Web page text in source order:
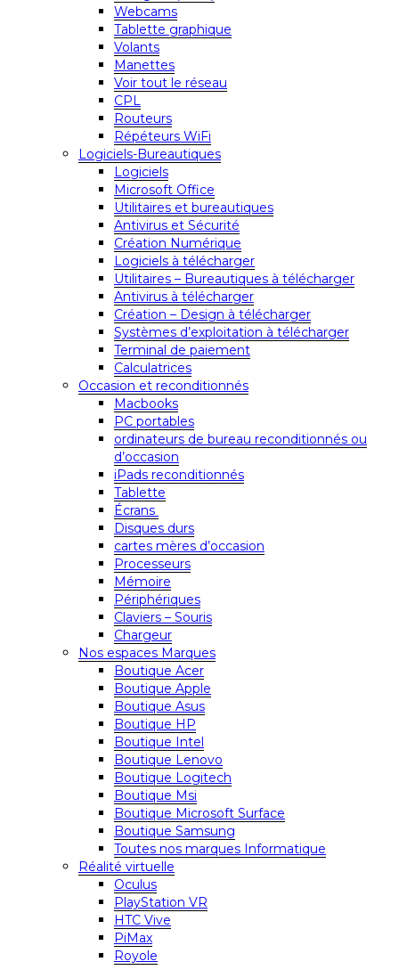
Webcams
Tablette graphique
Volants
Manettes
Voir tout le réseau
CPL
Routeurs
Répéteurs WiFi
Logiciels-Bureautiques
Logiciels
Microsoft Office
Utilitaires et bureautiques
Antivirus et Sécurité
Création Numérique
Logiciels à télécharger
Utilitaires – Bureautiques à télécharger
Antivirus à télécharger
Création – Design à télécharger
Systèmes d’exploitation à télécharger
Terminal de paiement
Calculatrices
Occasion et reconditionnés
Macbooks
PC portables
ordinateurs de bureau reconditionnés ou
d’occasion
iPads reconditionnés
Tablette
Écrans
Disques durs
cartes mères d’occasion
Processeurs
Mémoire
Périphériques
Claviers – Souris
Chargeur
Nos espaces Marques
Boutique Acer
Boutique Apple
Boutique Asus
Boutique HP
Boutique Intel
Boutique Lenovo
Boutique Logitech
Boutique Msi
Boutique Microsoft Surface
Boutique Samsung
Toutes nos marques Informatique
Réalité virtuelle
Oculus
PlayStation VR
HTC Vive
PiMax
Royole